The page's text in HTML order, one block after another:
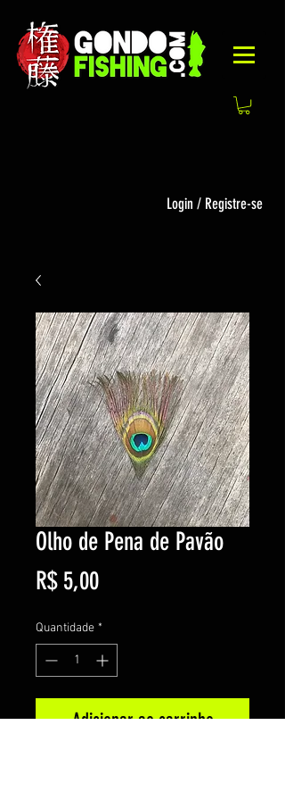
Login / Registre-se
Olho de Pena de Pavão
R$ 5,00Preço
Quantidade *
Adicionar ao carrinho